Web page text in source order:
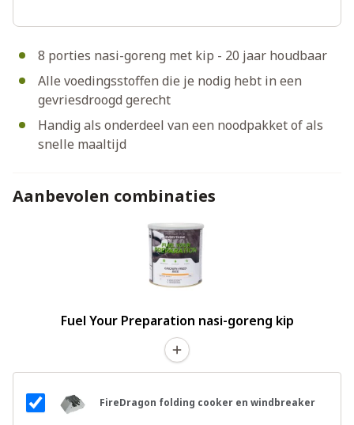
8 porties nasi-goreng met kip - 20 jaar houdbaar
Alle voedingsstoffen die je nodig hebt in een
gevriesdroogd gerecht
Handig als onderdeel van een noodpakket of als
snelle maaltijd
Aanbevolen combinaties
Fuel Your Preparation nasi-goreng kip
FireDragon folding cooker en windbreaker